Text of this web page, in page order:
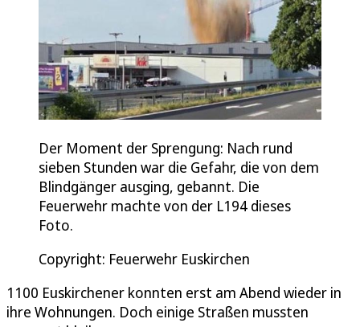
Der Moment der Sprengung: Nach rund
sieben Stunden war die Gefahr, die von dem
Blindgänger ausging, gebannt. Die
Feuerwehr machte von der L194 dieses
Foto.
Copyright: Feuerwehr Euskirchen
1100 Euskirchener konnten erst am Abend wieder in
ihre Wohnungen. Doch einige Straßen mussten